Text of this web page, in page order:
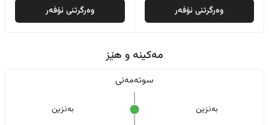
وەرگرتنی ئۆفەر وەرگرتنی ئۆفەر
مەکینە و هێز
سوتەمەنی
بەنزین بەنزین